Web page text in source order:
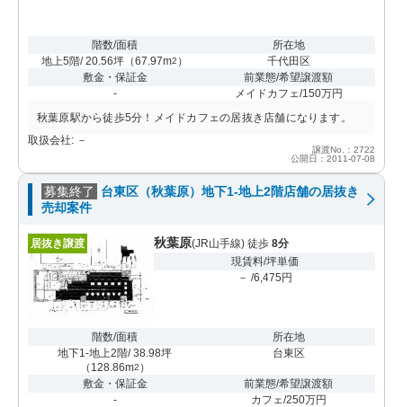
階数/面積
地上5階/ 20.56坪 （67.97m2 ）
所在地
千代田区
敷金・保証金
-
前業態/希望譲渡額
メイドカフェ/150万円
秋葉原駅から徒歩5分！メイドカフェの居抜き店舗になります。
取扱会社: －
譲渡No.：2722
公開日：2011-07-08
募集終了
台東区（秋葉原）地下1-地上2階店舗の居抜き
売却案件
居抜き譲渡 秋葉原(JR山手線) 徒歩 8分
現賃料/坪単価
－ /6,475円
階数/面積
地下1-地上2階/ 38.98坪
（ 128.86m2 ）
所在地
台東区
敷金・保証金
-
前業態/希望譲渡額
カフェ/250万円